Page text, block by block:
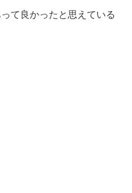
て良かったと思えている